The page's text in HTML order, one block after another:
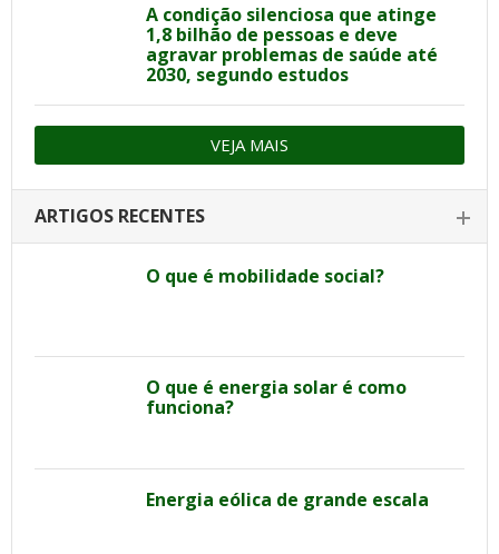
A condição silenciosa que atinge
1,8 bilhão de pessoas e deve
agravar problemas de saúde até
2030, segundo estudos
VEJA MAIS
ARTIGOS RECENTES
O que é mobilidade social?
O que é energia solar é como
funciona?
Energia eólica de grande escala